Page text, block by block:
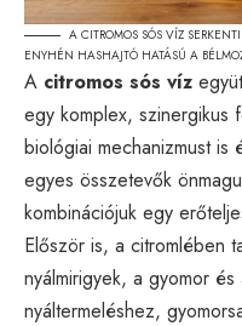
A CITROMOS SÓS VÍZ
ENYHÉN HASHAJTÓ HATÁSÚ A
A citromos sós víz
egy komplex, szinergikus
biológiai mechanizmust is
egyes összetevők
kombinációjuk egy
Először is, a citromlében
nyálmirigyek, a gyomor
nyáltermeléshez,